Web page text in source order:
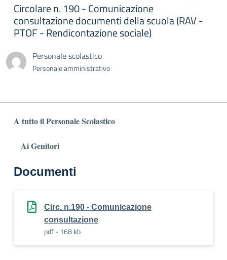
Circolare n. 190 - Comunicazione
consultazione documenti della scuola (RAV -
PTOF - Rendicontazione sociale)
Personale scolastico
Personale amministrativo
A tutto il Personale Scolastico
Ai Genitori
Documenti
Circ. n.190 - Comunicazione
consultazione
pdf - 168 kb